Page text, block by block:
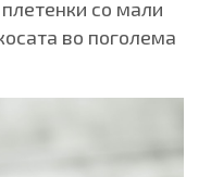
со мали
во поголема